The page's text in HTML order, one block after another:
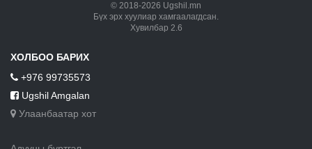
© 2018-2026 Ugshil.mn
Бүх эрх хуулиар хамгаалагдсан.
Хувилбар 2.6
ХОЛБОО БАРИХ
+976 99735573
Ugshil Amgalan
Улаанбаатар хот